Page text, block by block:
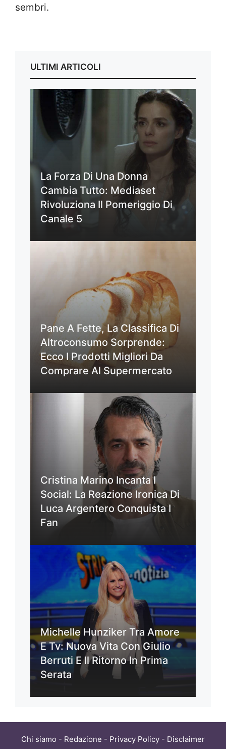
sembri.
ULTIMI ARTICOLI
La Forza Di Una Donna
Cambia Tutto: Mediaset
Rivoluziona Il Pomeriggio Di
Canale 5
Pane A Fette, La Classifica Di
Altroconsumo Sorprende:
Ecco I Prodotti Migliori Da
Comprare Al Supermercato
Cristina Marino Incanta I
Social: La Reazione Ironica Di
Luca Argentero Conquista I
Fan
Michelle Hunziker Tra Amore
E Tv: Nuova Vita Con Giulio
Berruti E Il Ritorno In Prima
Serata
Chi siamo - Redazione - Privacy Policy - Disclaimer